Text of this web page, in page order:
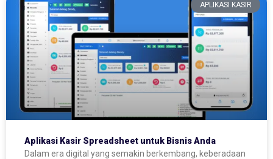
APLIKASI KASIR
Aplikasi Kasir Spreadsheet untuk Bisnis Anda
Dalam era digital yang semakin berkembang, keberadaan